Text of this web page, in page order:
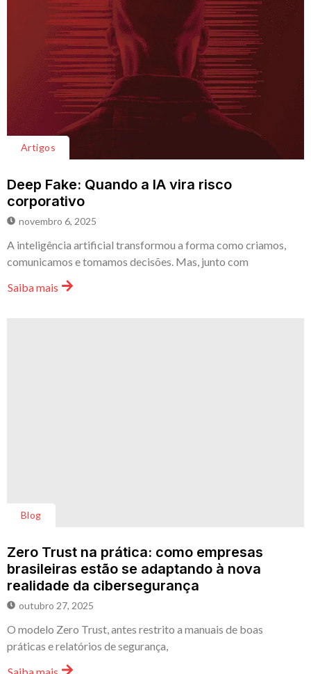
Artigos
Deep Fake: Quando a IA vira risco
corporativo
novembro 6, 2025
A inteligência artificial transformou a forma como criamos,
comunicamos e tomamos decisões. Mas, junto com
Saiba mais
Blog
Zero Trust na prática: como empresas
brasileiras estão se adaptando à nova
realidade da cibersegurança
outubro 27, 2025
O modelo Zero Trust, antes restrito a manuais de boas
práticas e relatórios de segurança,